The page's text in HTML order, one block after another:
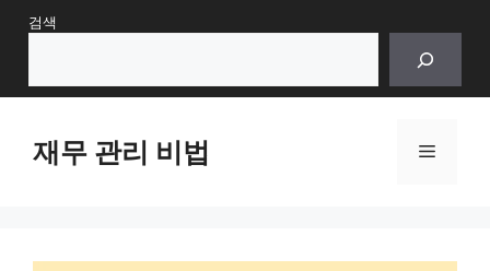
Skip검색
재무 관리 비법 Menu